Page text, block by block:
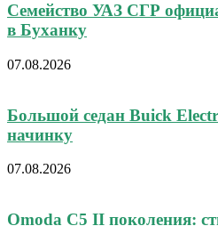
Семейство УАЗ СГР
в Буханку
07.08.2026
Большой седан Buick
начинку
07.08.2026
Omoda C5 II поколения: